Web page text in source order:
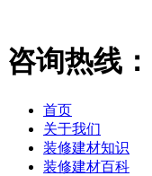
咨询热线：
首页
关于我们
装修建材知识
装修建材百科